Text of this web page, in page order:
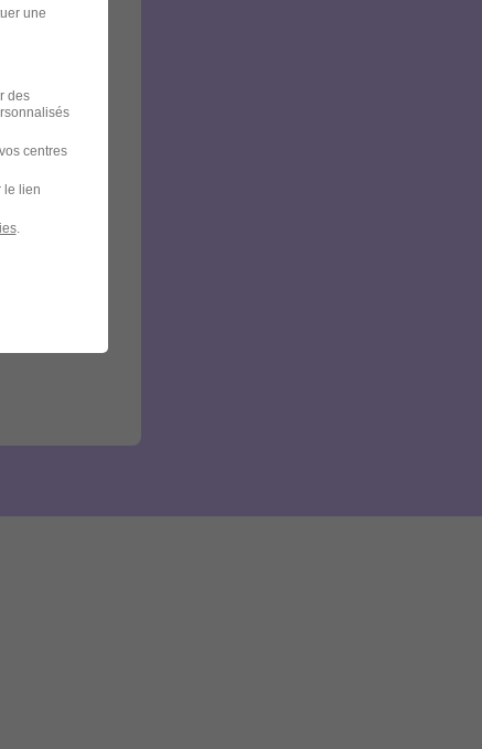
une
des
centres
le lien
.